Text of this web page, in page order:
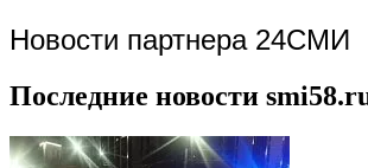
Новости партнера 24СМИ
Последние новости